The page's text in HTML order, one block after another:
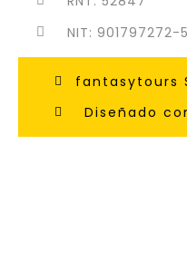
NIT: 901797272-5
fantasytours
Diseñado